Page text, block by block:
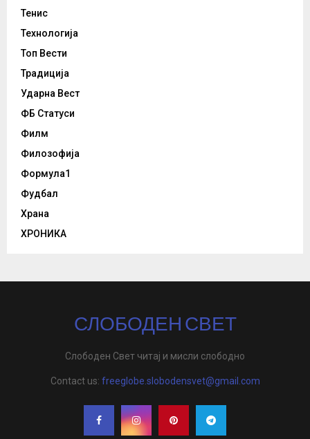
Тенис
Технологија
Топ Вести
Традиција
Ударна Вест
ФБ Статуси
Филм
Филозофија
Формула1
Фудбал
Храна
ХРОНИКА
СЛОБОДЕН СВЕТ
Слободен Свет читај и мисли слободно
Contact us: freeglobe.slobodensvet@gmail.com